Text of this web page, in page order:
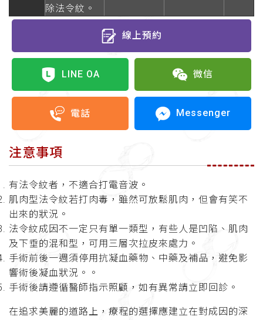
除法令紋。
線上預約
LINE OA 微信
電話 Messenger
注意事項
有法令紋者，不適合打電音波。
肌肉型法令紋若打肉毒，雖然可放鬆肌肉，但會有笑不
出來的狀況。
法令紋成因不一定只有單一類型，有些人是凹陷、肌肉
及下垂的混和型，可用三層次拉皮來處力。
手術前後一週須停用抗凝血藥物、中藥及補品，避免影
響術後凝血狀況。。
手術後請遵循醫師指示照顧，如有異常請立即回診。
在追求美麗的道路上，療程的選擇應建立在對成因的深